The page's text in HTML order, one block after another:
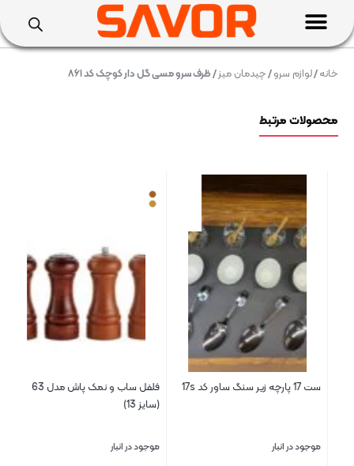
خانه/لوازم سرو/چیدمان میز/ ظرف سرو مسی گل دار کوچک کد ۸۶۱
محصولات مرتبط
ست 17 پارچه زیر سنگ ساور کد 17s
موجود در انبار
فلفل ساب و نمک پاش مدل 63
(سایز 13)
موجود در انبار